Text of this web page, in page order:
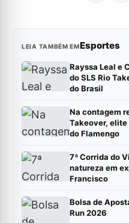
LEIA TAMBÉM EMEsportes
Rayssa Leal e
do SLS Rio
do Brasil
Na contagem
Takeover,
do Flamengo
7ª Corrida do
natureza em
Francisco
Bolsa de
Run 2026